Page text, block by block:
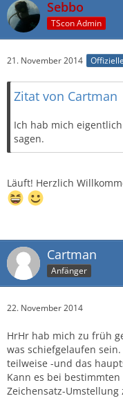
Sebbo
TScon Admin
21. November 2014
Zitat von Cartman
Ich hab mich
sagen.
Läuft! Herzlich
Cartman
Anfänger
22. November 2014
HrHr hab mich zu früh
was schiefgelaufen
teilweise -und das
Kann es bei
Zeichensatz-